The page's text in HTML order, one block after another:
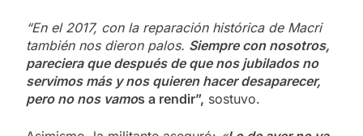
“En el 2017, con la reparación histórica de Macri
también nos dieron palos. Siempre con nosotros,
pareciera que después de que nos jubilados no
servimos más y nos quieren hacer desaparecer,
pero no nos vamos a rendir”, sostuvo.